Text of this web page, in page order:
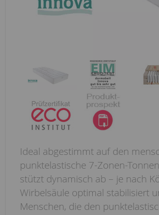
Ideal abgestimmt auf den
punktelastische 7-Zonen-
stützt dynamisch ab – je nach
Wirbelsäule optimal stabilisiert
Menschen, die den